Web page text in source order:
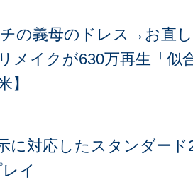
の義母のドレス→お直
イクが630万再生「似
】
に対応したスタンダード
イ